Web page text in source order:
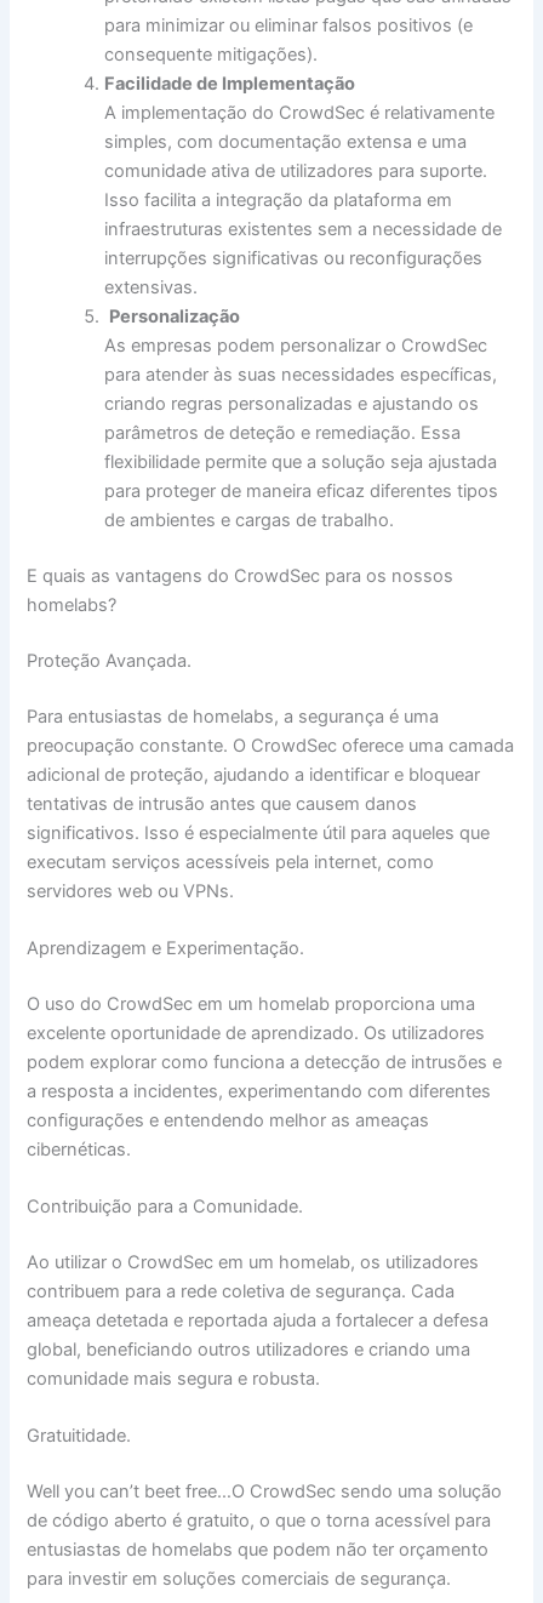
para minimizar ou eliminar falsos positivos (e
consequente mitigações).
Facilidade de Implementação
A implementação do CrowdSec é relativamente
simples, com documentação extensa e uma
comunidade ativa de utilizadores para suporte.
Isso facilita a integração da plataforma em
infraestruturas existentes sem a necessidade de
interrupções significativas ou reconfigurações
extensivas.
Personalização
As empresas podem personalizar o CrowdSec
para atender às suas necessidades específicas,
criando regras personalizadas e ajustando os
parâmetros de deteção e remediação. Essa
flexibilidade permite que a solução seja ajustada
para proteger de maneira eficaz diferentes tipos
de ambientes e cargas de trabalho.
E quais as vantagens do CrowdSec para os nossos
homelabs?
Proteção Avançada.
Para entusiastas de homelabs, a segurança é uma
preocupação constante. O CrowdSec oferece uma camada
adicional de proteção, ajudando a identificar e bloquear
tentativas de intrusão antes que causem danos
significativos. Isso é especialmente útil para aqueles que
executam serviços acessíveis pela internet, como
servidores web ou VPNs.
Aprendizagem e Experimentação.
O uso do CrowdSec em um homelab proporciona uma
excelente oportunidade de aprendizado. Os utilizadores
podem explorar como funciona a detecção de intrusões e
a resposta a incidentes, experimentando com diferentes
configurações e entendendo melhor as ameaças
cibernéticas.
Contribuição para a Comunidade.
Ao utilizar o CrowdSec em um homelab, os utilizadores
contribuem para a rede coletiva de segurança. Cada
ameaça detetada e reportada ajuda a fortalecer a defesa
global, beneficiando outros utilizadores e criando uma
comunidade mais segura e robusta.
Gratuitidade.
Well you can’t beet free…O CrowdSec sendo uma solução
de código aberto é gratuito, o que o torna acessível para
entusiastas de homelabs que podem não ter orçamento
para investir em soluções comerciais de segurança.